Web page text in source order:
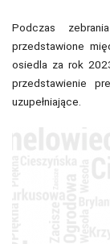
Podczas
przedstawione
osiedla za rok
przedstawienie
uzupełniające.